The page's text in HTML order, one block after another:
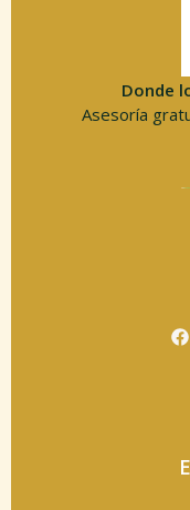
Donde
Asesoría